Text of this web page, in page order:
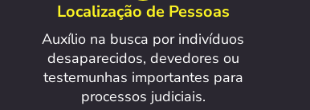
Localização de Pessoas
Auxílio na busca por indivíduos
desaparecidos, devedores ou
testemunhas importantes para
processos judiciais.